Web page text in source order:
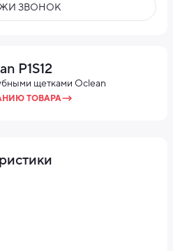
ЗВОНОК
P1S12
щетками Oclean
ТОВАРА